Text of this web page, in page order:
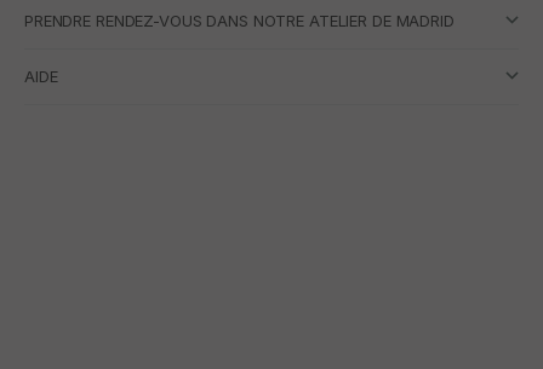
PRENDRE RENDEZ-VOUS DANS NOTRE ATELIER DE MADRID
AIDE